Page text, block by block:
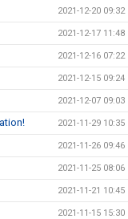
2021-12-20 09:32
2021-12-17 11:48
2021-12-16 07:22
2021-12-15 09:24
2021-12-07 09:03
2021-11-29 10:35
2021-11-26 09:46
2021-11-25 08:06
2021-11-21 10:45
2021-11-15 15:30